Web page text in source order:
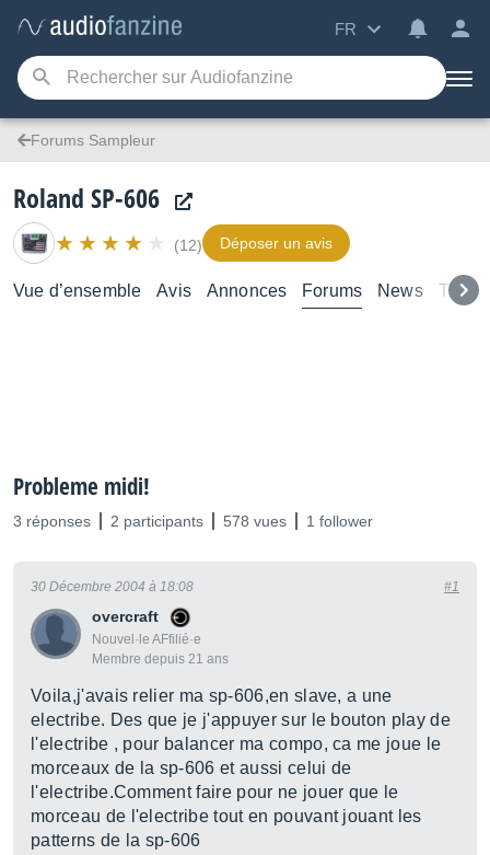
FR
Forums Sampleur
Roland SP-606
(12) Déposer un avis
Vue d’ensemble Avis Annonces Forums News
Probleme midi!
3 réponses 2 participants 578 vues 1 follower
overcraft
Nouvel·le AFfilié·e
Membre depuis 21 ans
30 Décembre 2004 à 18:08 #1
Voila,j'avais relier ma sp-606,en slave, a une
electribe. Des que je j'appuyer sur le bouton play de
l'electribe , pour balancer ma compo, ca me joue le
morceaux de la sp-606 et aussi celui de
l'electribe.Comment faire pour ne jouer que le
morceau de l'electribe tout en pouvant jouant les
patterns de la sp-606